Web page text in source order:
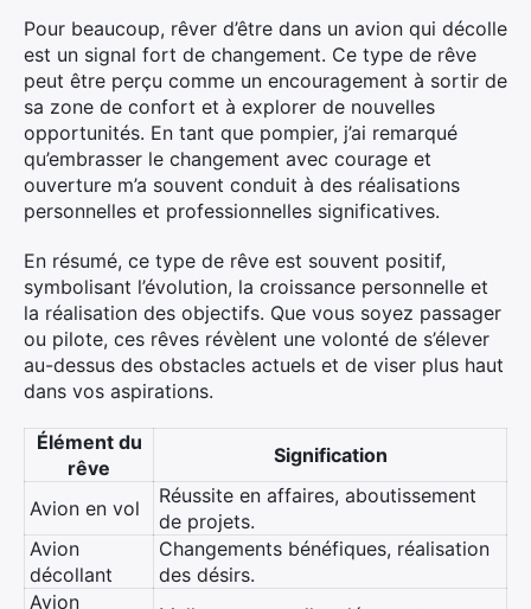
Pour beaucoup, rêver d’être dans un avion qui décolle
est un signal fort de changement. Ce type de rêve
peut être perçu comme un encouragement à sortir de
sa zone de confort et à explorer de nouvelles
opportunités. En tant que pompier, j’ai remarqué
qu’embrasser le changement avec courage et
ouverture m’a souvent conduit à des réalisations
personnelles et professionnelles significatives.
En résumé, ce type de rêve est souvent positif,
symbolisant l’évolution, la croissance personnelle et
la réalisation des objectifs. Que vous soyez passager
ou pilote, ces rêves révèlent une volonté de s’élever
au-dessus des obstacles actuels et de viser plus haut
dans vos aspirations.
Élément du
rêve
Signification
Avion en vol
Réussite en affaires, aboutissement
de projets.
Avion
décollant
Changements bénéfiques, réalisation
des désirs.
Avion